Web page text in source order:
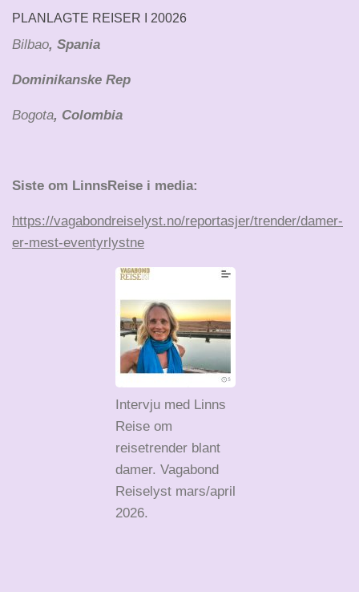
PLANLAGTE REISER I 20026
Bilbao, Spania
Dominikanske Rep
Bogota, Colombia
Siste om LinnsReise i media:
https://vagabondreiselyst.no/reportasjer/trender/damer-
er-mest-eventyrlystne
Intervju med Linns
Reise om
reisetrender blant
damer. Vagabond
Reiselyst mars/april
2026.